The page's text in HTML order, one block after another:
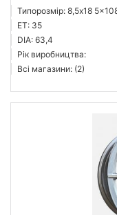
Типорозмір: 8,5x18
ET: 35
DIA: 63,4
Рік виробництва:
Всі магазини: (2)